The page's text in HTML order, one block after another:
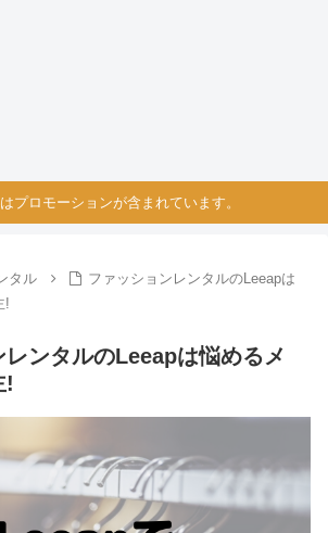
プロモーションが含まれています。
タル
ファッションレンタルのLeeapは
!
レンタルのLeeapは悩めるメ
!